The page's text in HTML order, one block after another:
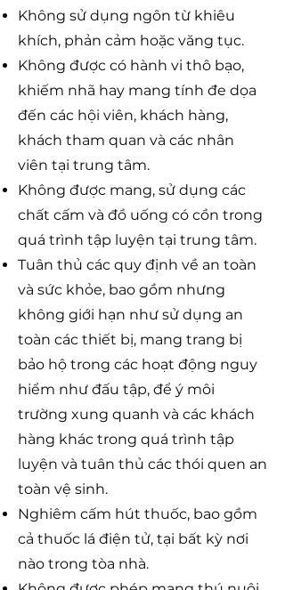
Không sử dụng ngôn từ khiêu
khích, phản cảm hoặc văng tục.
Không được có hành vi thô bạo,
khiếm nhã hay mang tính đe dọa
đến các hội viên, khách hàng,
khách tham quan và các nhân
viên tại trung tâm.
Không được mang, sử dụng các
chất cấm và đồ uống có cồn trong
quá trình tập luyện tại trung tâm.
Tuân thủ các quy định về an toàn
và sức khỏe, bao gồm nhưng
không giới hạn như sử dụng an
toàn các thiết bị, mang trang bị
bảo hộ trong các hoạt động nguy
hiểm như đấu tập, để ý môi
trường xung quanh và các khách
hàng khác trong quá trình tập
luyện và tuân thủ các thói quen an
toàn vệ sinh.
Nghiêm cấm hút thuốc, bao gồm
cả thuốc lá điện tử, tại bất kỳ nơi
nào trong tòa nhà.